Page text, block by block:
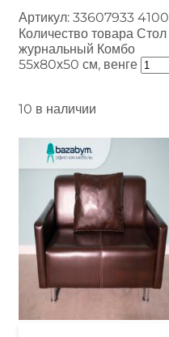
Артикул: 33607933 4100
Количество товара Стол
журнальный Комбо
55х80х50 см, венге
10 в наличии